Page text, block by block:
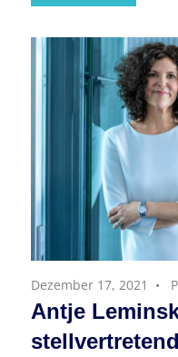
Dezember 17, 2021
Antje